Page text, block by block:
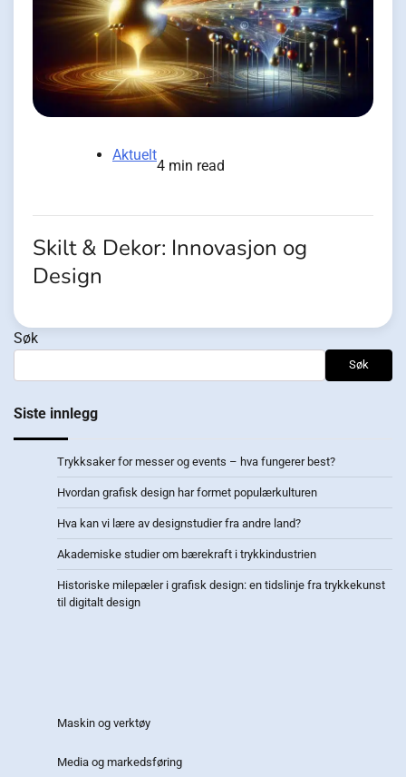
Aktuelt
4 min read
Skilt & Dekor: Innovasjon og
Design
Søk
Søk
Siste innlegg
Trykksaker for messer og events – hva fungerer best?
Hvordan grafisk design har formet populærkulturen
Hva kan vi lære av designstudier fra andre land?
Akademiske studier om bærekraft i trykkindustrien
Historiske milepæler i grafisk design: en tidslinje fra trykkekunst
til digitalt design
Maskin og verktøy
Media og markedsføring